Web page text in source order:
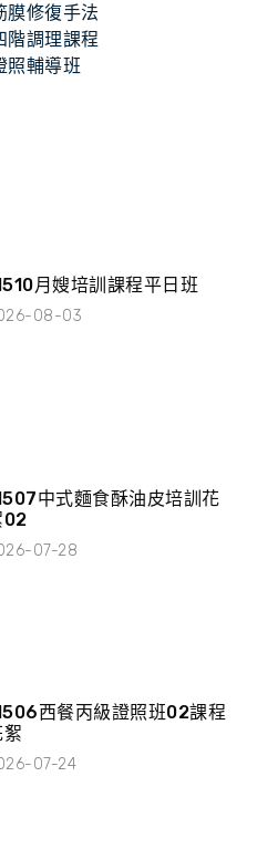
膜修復手法
階調理課程
照輔導班
月嫂培訓課程平日班
08-03
中式麵食酥油皮培訓花
02
07-28
西餐丙級證照班02課程
07-24